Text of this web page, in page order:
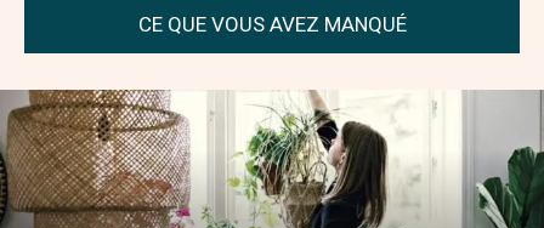
CE QUE VOUS AVEZ MANQUÉ